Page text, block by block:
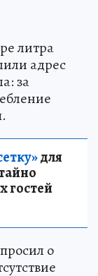
литра
адрес
за
для
гостей
о